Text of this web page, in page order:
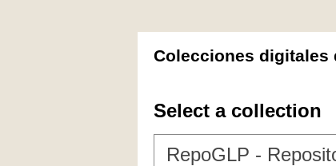
Colecciones digitales
Select a collection
RepoGLP -